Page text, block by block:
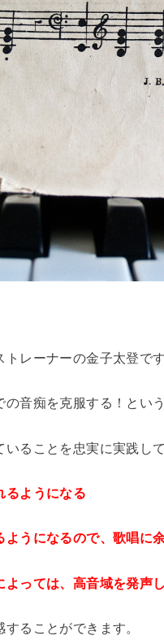
レーナーの金子太登です
音痴を克服する！とい
ることを忠実に実践し
るようになる
ようになるので、歌唱に
よっては、高音域を発声
ることができます。